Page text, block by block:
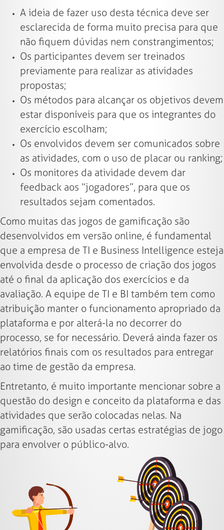
A ideia de fazer uso desta técnica deve ser
esclarecida de forma muito precisa para que
não fiquem dúvidas nem constrangimentos;
Os participantes devem ser treinados
previamente para realizar as atividades
propostas;
Os métodos para alcançar os objetivos devem
estar disponíveis para que os integrantes do
exercício escolham;
Os envolvidos devem ser comunicados sobre
as atividades, com o uso de placar ou ranking;
Os monitores da atividade devem dar
feedback aos “jogadores”, para que os
resultados sejam comentados.
Como muitas das jogos de gamificação são
desenvolvidos em versão online, é fundamental
que a empresa de TI e Business Intelligence esteja
envolvida desde o processo de criação dos jogos
até o final da aplicação dos exercícios e da
avaliação. A equipe de TI e BI também tem como
atribuição manter o funcionamento apropriado da
plataforma e por alterá-la no decorrer do
processo, se for necessário. Deverá ainda fazer os
relatórios finais com os resultados para entregar
ao time de gestão da empresa.
Entretanto, é muito importante mencionar sobre a
questão do design e conceito da plataforma e das
atividades que serão colocadas nelas. Na
gamificação, são usadas certas estratégias de jogo
para envolver o público-alvo.